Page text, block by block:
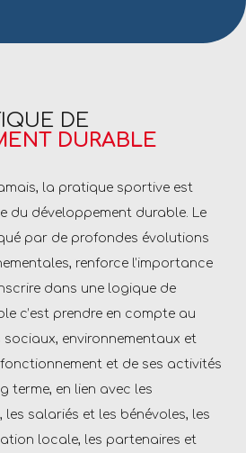
DE
DURABLE
la pratique sportive est
du développement durable. Le
par de profondes évolutions
renforce l’importance
dans une logique de
c’est prendre en compte au
environnementaux et
et de ses activités
terme, en lien avec les
salariés et les bénévoles, les
locale, les partenaires et